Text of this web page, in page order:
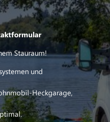
Stauraum!
und
Heckgarage,